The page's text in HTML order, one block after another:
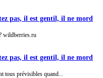
pas, il est gentil, il ne mord
wildberries.ru
pas, il est gentil, il ne mord
tous prévisibles quand...